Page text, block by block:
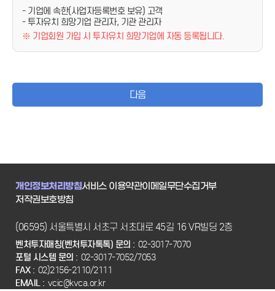
- 기업에 속한(사업자등록번호 보유) 고객
- 투자유치 희망기업 관리자, 기관 관리자
※ 기업회원 가입 시 투자유치 희망기업에 자동 등록됩니다.
다음
개인정보처리방침서비스 이용약관이메일무단수집거부
저작권보호방침
(06595) 서울특별시 서초구 서초대로 45길 16 VR빌딩 2층
벤처투자매칭(벤처투자톡톡) 문의 : 02-3017-7070
포털 시스템 문의 : 02-3017-7052/7053
FAX : 02)2156-2110/2111
EMAIL : vcic@kvca.or.kr